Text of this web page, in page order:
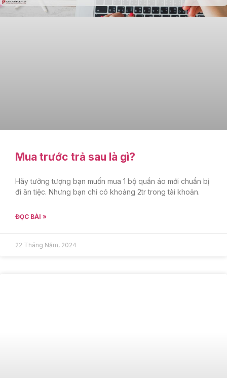
Mua trước trả sau là gì?
Hãy tưởng tượng bạn muốn mua 1 bộ quần áo mới chuẩn bị
đi ăn tiệc. Nhưng bạn chỉ có khoảng 2tr trong tài khoản.
ĐỌC BÀI »
22 Tháng Năm, 2024